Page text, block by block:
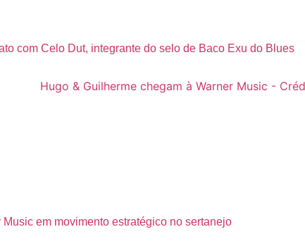
com Celo Dut, integrante do selo de Baco Exu do Blues
em movimento estratégico no sertanejo